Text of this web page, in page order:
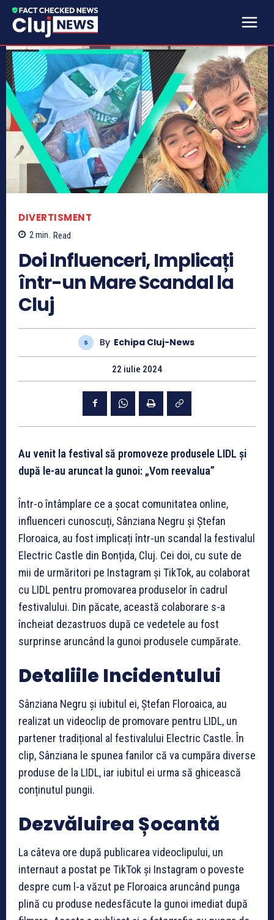
DIVERTISMENT
2min. Read
Doi Influenceri, Implicați
într-un Mare Scandal la
Cluj
By Echipa Cluj-News
22 iulie 2024
Au venit la festival să promoveze produsele LIDL și
după le-au aruncat la gunoi: „Vom reevalua”
Într-o întâmplare ce a șocat comunitatea online,
influenceri cunoscuți, Sânziana Negru și Ștefan
Floroaica, au fost implicați într-un scandal la festivalul
Electric Castle din Bonțida, Cluj. Cei doi, cu sute de
mii de urmăritori pe Instagram și TikTok, au colaborat
cu LIDL pentru promovarea produselor în cadrul
festivalului. Din păcate, această colaborare s-a
încheiat dezastruos după ce vedetele au fost
surprinse aruncând la gunoi produsele cumpărate.
Detaliile Incidentului
Sânziana Negru și iubitul ei, Ștefan Floroaica, au
realizat un videoclip de promovare pentru LIDL, un
partener tradițional al festivalului Electric Castle. În
clip, Sânziana le spunea fanilor că va cumpăra diverse
produse de la LIDL, iar iubitul ei urma să ghicească
conținutul pungii.
Dezvăluirea Șocantă
La câteva ore după publicarea videoclipului, un
internaut a postat pe TikTok și Instagram o poveste
despre cum l-a văzut pe Floroaica aruncând punga
plină cu produse nedesfăcute la gunoi imediat după